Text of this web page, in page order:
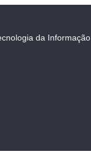
da Informação